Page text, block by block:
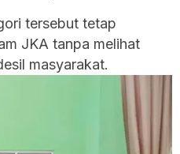
tersebut tetap
JKA tanpa melihat
masyarakat.